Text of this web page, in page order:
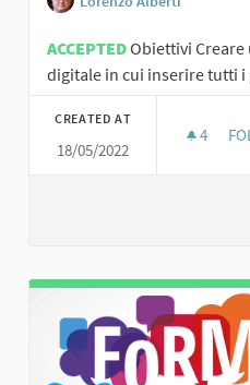
ACCEPTEDObiettivi
digitale in cui inserire tutti
CREATED AT
18/05/2022
4 4